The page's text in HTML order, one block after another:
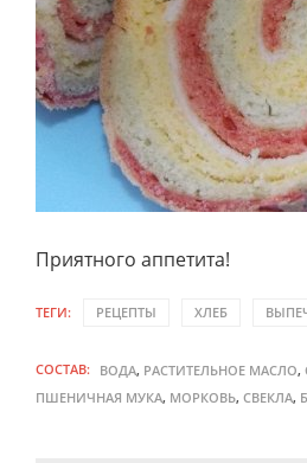
Приятного аппетита!
ТЕГИ: РЕЦЕПТЫ ХЛЕБ
СОСТАВ: ВОДА, РАСТИТЕЛЬНОЕ МАСЛО,
ПШЕНИЧНАЯ МУКА, МОРКОВЬ, СВЕКЛА,